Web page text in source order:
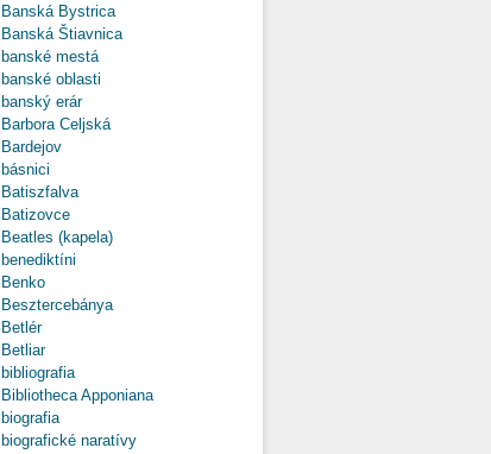
Banská Bystrica
Banská Štiavnica
banské mestá
banské oblasti
banský erár
Barbora Celjská
Bardejov
básnici
Batiszfalva
Batizovce
Beatles (kapela)
benediktíni
Benko
Besztercebánya
Betlér
Betliar
bibliografia
Bibliotheca Apponiana
biografia
biografické naratívy